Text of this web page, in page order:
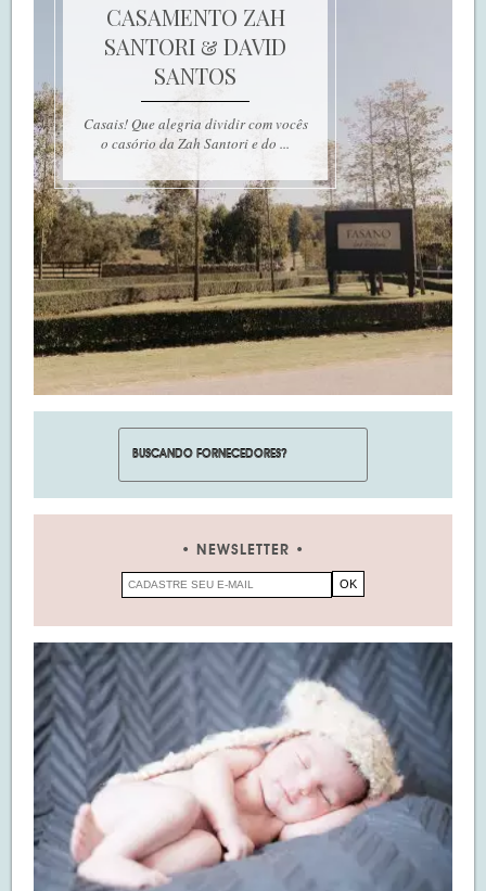
CASAMENTO ZAH
SANTORI & DAVID
SANTOS
Casais! Que alegria dividir com vocês
o casório da Zah Santori e do ...
NEWSLETTER